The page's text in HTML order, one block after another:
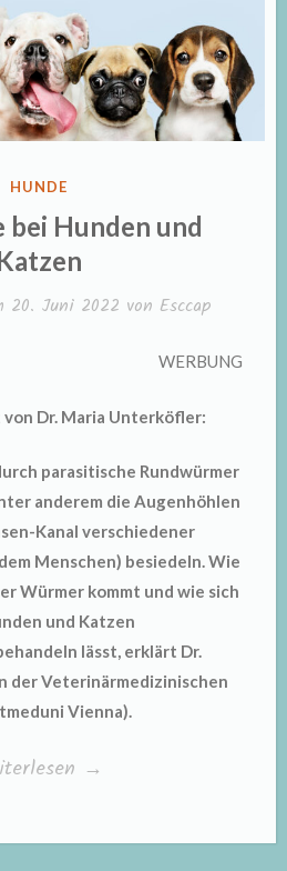
VERÖFFENTLICHT
HUNDE
bei Hunden und
20. Juni 2022 von Esccap
WERBUNG
Dr. Maria Unterköfler:
parasitische Rundwürmer
anderem die Augenhöhlen
Kanal verschiedener
Menschen) besiedeln. Wie
Würmer kommt und wie sich
und Katzen
lässt, erklärt Dr.
der Veterinärmedizinischen
Vienna).
→